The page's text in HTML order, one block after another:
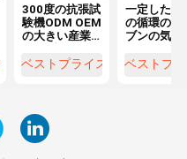
300度の抗張試
験機ODM OEM
の大きい産業
ベストプライス
一定した熱
の循環のオ
ブンの気候
のオーブン
ベストプ